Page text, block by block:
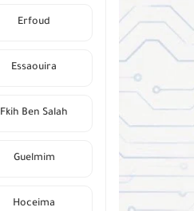
Erfoud
Essaouira
Fkih Ben Salah
Guelmim
Hoceima